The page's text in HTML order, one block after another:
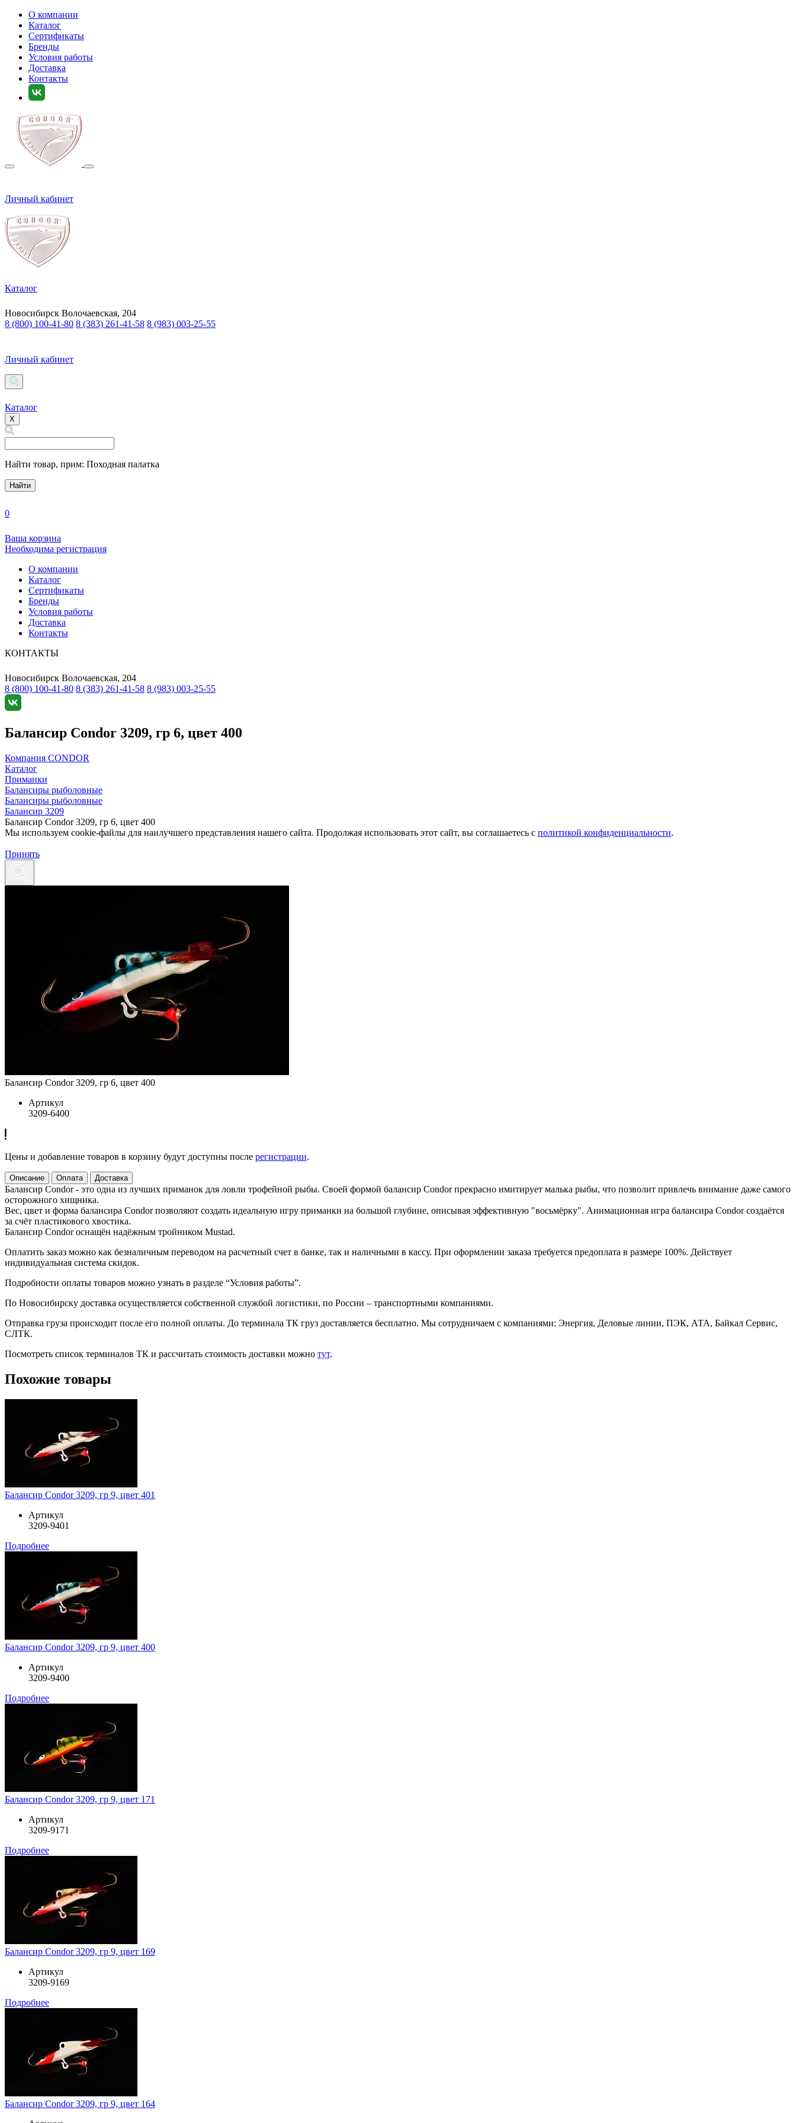
О компании
Каталог
Сертификаты
Бренды
Условия работы
Доставка
Контакты
Личный кабинет
Каталог
Новосибирск Волочаевская, 204
8 (800) 100-41-80 8 (383) 261-41-58 8 (983) 003-25-55
Личный кабинет
Каталог
X
Найти товар, прим: Походная палатка
Найти
0
Ваша корзина
Необходима регистрация
О компании
Каталог
Сертификаты
Бренды
Условия работы
Доставка
Контакты
КОНТАКТЫ
Новосибирск Волочаевская, 204
8 (800) 100-41-80 8 (383) 261-41-58 8 (983) 003-25-55
Балансир Condor 3209, гр 6, цвет 400
Компания CONDOR
Каталог
Приманки
Балансиры рыболовные
Балансиры рыболовные
Балансир 3209
Балансир Condor 3209, гр 6, цвет 400
Мы используем cookie-файлы для наилучшего представления нашего сайта. Продолжая использовать этот сайт, вы соглашаетесь c политикой конфиденциальности.
Принять
Балансир Condor 3209, гр 6, цвет 400
Артикул
3209-6400
Цены и добавление товаров в корзину будут доступны после регистрации.
Описание Оплата Доставка
Балансир Condor - это одна из лучших приманок для ловли трофейной рыбы. Своей формой балансир Condor прекрасно имитирует малька рыбы, что позволит привлечь внимание даже самого
осторожного хищника.
Вес, цвет и форма балансира Condor позволяют создать идеальную игру приманки на большой глубине, описывая эффективную "восьмёрку". Анимационная игра балансира Condor создаётся
за счёт пластикового хвостика.
Балансир Condor оснащён надёжным тройником Mustad.
Оплатить заказ можно как безналичным переводом на расчетный счет в банке, так и наличными в кассу. При оформлении заказа требуется предоплата в размере 100%. Действует
индивидуальная система скидок.
Подробности оплаты товаров можно узнать в разделе “Условия работы”.
По Новосибирску доставка осуществляется собственной службой логистики, по России – транспортными компаниями.
Отправка груза происходит после его полной оплаты. До терминала ТК груз доставляется бесплатно. Мы сотрудничаем с компаниями: Энергия, Деловые линии, ПЭК, АТА, Байкал Сервис,
СЛТК.
Посмотреть список терминалов ТК и рассчитать стоимость доставки можно тут.
Похожие товары
Балансир Condor 3209, гр 9, цвет 401
Артикул
3209-9401
Подробнее
Балансир Condor 3209, гр 9, цвет 400
Артикул
3209-9400
Подробнее
Балансир Condor 3209, гр 9, цвет 171
Артикул
3209-9171
Подробнее
Балансир Condor 3209, гр 9, цвет 169
Артикул
3209-9169
Подробнее
Балансир Condor 3209, гр 9, цвет 164